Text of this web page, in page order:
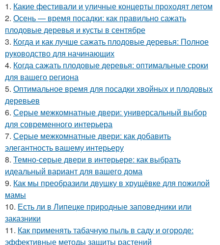
1. Какие фестивали и уличные концерты проходят летом
2. Осень — время посадки: как правильно сажать
плодовые деревья и кусты в сентябре
3. Когда и как лучше сажать плодовые деревья: Полное
руководство для начинающих
4. Когда сажать плодовые деревья: оптимальные сроки
для вашего региона
5. Оптимальное время для посадки хвойных и плодовых
деревьев
6. Серые межкомнатные двери: универсальный выбор
для современного интерьера
7. Серые межкомнатные двери: как добавить
элегантность вашему интерьеру
8. Темно-серые двери в интерьере: как выбрать
идеальный вариант для вашего дома
9. Как мы преобразили двушку в хрущёвке для пожилой
мамы
10. Есть ли в Липецке природные заповедники или
заказники
11. Как применять табачную пыль в саду и огороде:
эффективные методы защиты растений